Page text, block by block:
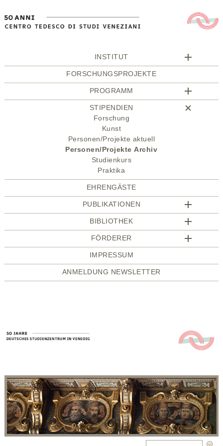
INSTITUT
FORSCHUNGSPROJEKTE
PROGRAMM
STIPENDIEN
Forschung
Kunst
Personen/Projekte aktuell
Personen/Projekte Archiv
Studienkurs
Praktika
EHRENGÄSTE
PUBLIKATIONEN
BIBLIOTHEK
FÖRDERER
IMPRESSUM
ANMELDUNG NEWSLETTER